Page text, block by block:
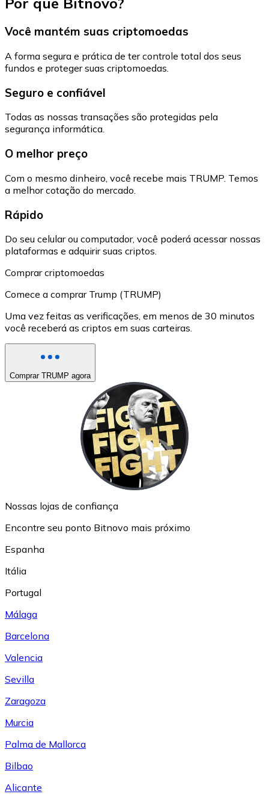
Você mantém suas criptomoedas
A forma segura e prática de ter controle total dos seus
fundos e proteger suas criptomoedas.
Seguro e confiável
Todas as nossas transações são protegidas pela
segurança informática.
O melhor preço
Com o mesmo dinheiro, você recebe mais TRUMP. Temos
a melhor cotação do mercado.
Rápido
Do seu celular ou computador, você poderá acessar nossas
plataformas e adquirir suas criptos.
Comprar criptomoedas
Comece a comprar Trump (TRUMP)
Uma vez feitas as verificações, em menos de 30 minutos
você receberá as criptos em suas carteiras.
Comprar TRUMP agora
Nossas lojas de confiança
Encontre seu ponto Bitnovo mais próximo
Espanha
Itália
Portugal
Málaga
Barcelona
Valencia
Sevilla
Zaragoza
Murcia
Palma de Mallorca
Bilbao
Alicante